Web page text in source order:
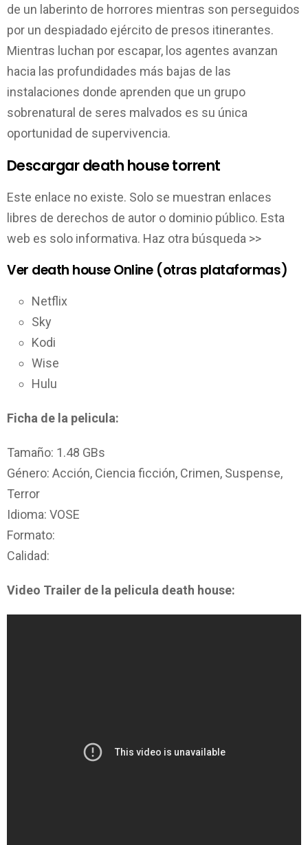
de un laberinto de horrores mientras son perseguidos
por un despiadado ejército de presos itinerantes.
Mientras luchan por escapar, los agentes avanzan
hacia las profundidades más bajas de las
instalaciones donde aprenden que un grupo
sobrenatural de seres malvados es su única
oportunidad de supervivencia.
Descargar death house torrent
Este enlace no existe. Solo se muestran enlaces
libres de derechos de autor o dominio público. Esta
web es solo informativa. Haz otra búsqueda >>
Ver death house Online (otras plataformas)
Netflix
Sky
Kodi
Wise
Hulu
Ficha de la pelicula:
Tamaño: 1.48 GBs
Género: Acción, Ciencia ficción, Crimen, Suspense,
Terror
Idioma: VOSE
Formato:
Calidad:
Video Trailer de la pelicula death house: